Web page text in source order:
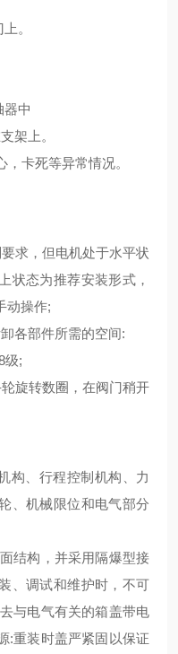
。
器中
架上。
卡死等异常情况。
求，但电机处于水平状
状态为推荐安装形式，
动操作;
各部件所需的空间:
级;
旋转数圈，在阀门稍开
构、行程控制机构、力
、机械限位和电气部分
结构，并采用隔爆型接
、调试和维护时，不可
与电气有关的箱盖带电
:重装时盖严紧固以保证